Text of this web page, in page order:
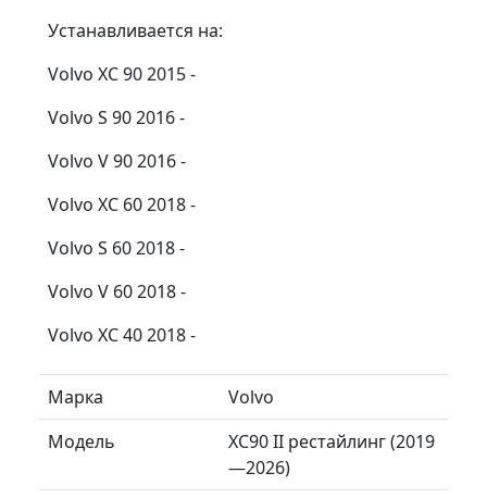
Устанавливается на:
Volvo XC 90 2015 -
Volvo S 90 2016 -
Volvo V 90 2016 -
Volvo XC 60 2018 -
Volvo S 60 2018 -
Volvo V 60 2018 -
Volvo XC 40 2018 -
Марка
Volvo
Модель
XC90 II рестайлинг (2019
—2026)